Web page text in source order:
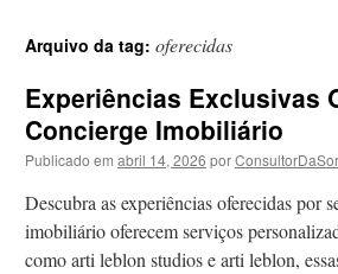
Arquivo da tag: oferecidas
Experiências Exclusivas
Concierge Imobiliário
Publicado em abril 14, 2026 por
Descubra as experiências oferecidas
imobiliário oferecem serviços
como arti leblon studios e arti leblon,